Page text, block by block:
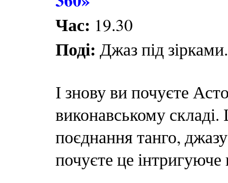
Час: 19.30
Поді: Джаз під зірками.
І знову ви почуєте
виконавському
поєднання танго,
почуєте це